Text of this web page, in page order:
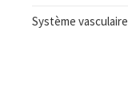
Système vasculaire